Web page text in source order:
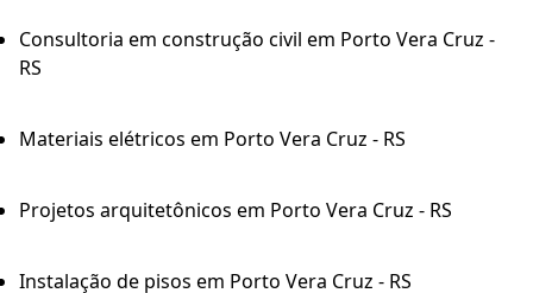
Consultoria em construção civil em Porto Vera Cruz -
RS
Materiais elétricos em Porto Vera Cruz - RS
Projetos arquitetônicos em Porto Vera Cruz - RS
Instalação de pisos em Porto Vera Cruz - RS